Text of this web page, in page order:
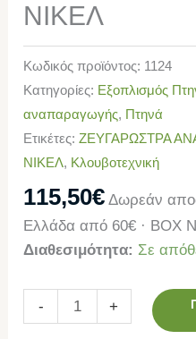
ΝΙΚΕΛ
Κωδικός προϊόντος: 1124
Κατηγορίες: Εξοπλισμός
αναπαραγωγής, Πτηνά
Ετικέτες:ΖΕΥΓΑΡΩΣΤΡΑ
ΝΙΚΕΛ, Κλουβοτεχνική
115,50€ Δωρεάν
Ελλάδα από 60€ · BOX
Διαθεσιμότητα: Σε
- +